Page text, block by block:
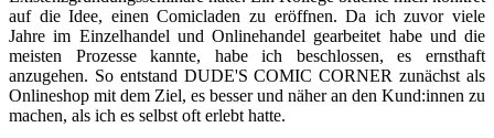
auf die Idee, einen Comicladen zu eröffnen. Da ich zuvor viele
Jahre im Einzelhandel und Onlinehandel gearbeitet habe und die
meisten Prozesse kannte, habe ich beschlossen, es ernsthaft
anzugehen. So entstand DUDE'S COMIC CORNER zunächst als
Onlineshop mit dem Ziel, es besser und näher an den Kund:innen zu
machen, als ich es selbst oft erlebt hatte.